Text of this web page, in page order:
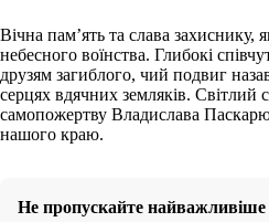
Вічна пам’ять та слава захиснику,
небесного воїнства. Глибокі
друзям загиблого, чий подвиг
серцях вдячних земляків. Світлий
самопожертву Владислава
нашого краю.
Не пропускайте найважливіше